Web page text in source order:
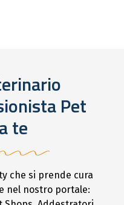
Pet
te
che si prende cura
nel nostro portale: